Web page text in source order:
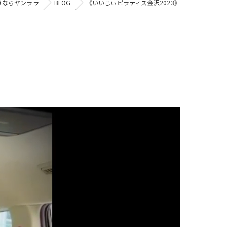
らヤンララ BLOG 《いいじぃピラティス金沢2023》